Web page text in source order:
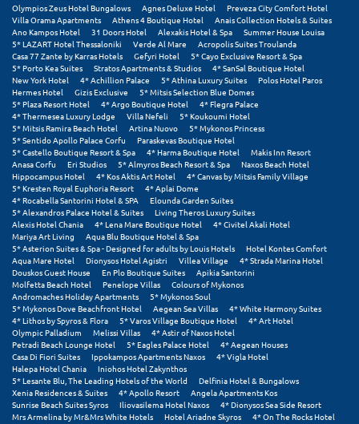
Μετέωρα
Μέτσοβο
Μήλος
Μονεμβασιά
Μουζάκι
Μπαλί Κρήτης
Μπάνσκο
Μπούκα Μεσσηνίας
Μύκονος
Μυστράς
Μυτιλήνη
Ν
Νάξος
Νάουσα
Olympios Zeus Hotel Bungalows
Agnes Deluxe Hotel
Preveza City Comfort Hotel
Villa Orama Apartments
Athens 4 Boutique Hotel
Anais Collection Hotels & Suites
Ano Kampos Hotel
31 Doors Hotel Alexakis Hotel & Spa
Summer House Louisa
5* LAZART Hotel Thessaloniki
Verde Al Mare
Acropolis Suites Troulanda
Casa 77 Zante by Karras Hotels
Gefyri Hotel
5* Cayo Exclusive Resort & Spa
5* Porto Kea Suites
Stratos Apartments & Studios
4* SanSal Boutique Hotel
New York Hotel
4* Achillion Palace 5* Athina Luxury Suites
Polos Hotel Paros
Hermes Hotel
Gizis Exclusive
5* Mitsis Selection Blue Domes
5* Plaza Resort Hotel
4* Argo Boutique Hotel
4* Flegra Palace
4* Thermesea Luxury Lodge
Villa Nefeli
5* Koukoumi Hotel
5* Mitsis Ramira Beach Hotel
Artina Nuovo
5* Mykonos Princess
5* Sentido Apollo Palace Corfu
Paraskevas Boutique Hotel
5* Castello Boutique Resort & Spa
4* Harma Boutique Hotel
Makis Inn Resort
Anasa Corfu
Eri Studios 5* Almyros Beach Resort & Spa
Naxos Beach Hotel
Hippocampus Hotel
4* Kos Aktis Art Hotel
4* Canvas by Mitsis Family Village
5* Kresten Royal Euphoria Resort
4* Aplai Dome
4* Rocabella Santorini Hotel & SPA
Elounda Garden Suites
5* Alexandros Palace Hotel & Suites
Living Theros Luxury Suites
Alexis Hotel Chania
4* Lena Mare Boutique Hotel
4* Civitel Akali Hotel
Mariya Art Living
Aqua Blu Boutique Hotel & Spa
5* Asterion Suites & Spa - Designed for adults by Louis Hotels
Hotel Kontes Comfort
Aqua Mare Hotel
Dionysos Hotel Agistri Villea Village
4* Strada Marina Hotel
Douskos Guest House
En Plo Boutique Suites
Apikia Santorini
Molfetta Beach Hotel
Penelope Villas
Colours of Mykonos
Andromaches Holiday Apartments
5* Mykonos Soul
5* Mykonos Dove Beachfront Hotel
Aegean Sea Villas
4* White Harmony Suites
4* Lithos by Spyros & Flora
5* Varos Village Boutique Hotel
4* Art Hotel
Olympic Palladium
Melissi Villas
4* Astir of Naxos Hotel
Petradi Beach Lounge Hotel
5* Eagles Palace Hotel
4* Aegean Houses
Casa Di Fiori Suites
Ippokampos Apartments Naxos
4* Vigla Hotel
Halepa Hotel Chania
Iniohos Hotel Zakynthos
5* Lesante Blu, The Leading Hotels of the World
Delfinia Hotel & Bungalows
Xenia Residences & Suites
4* Apollo Resort
Angela Apartments Kos
Sunrise Beach Suites Syros
Iliovasilema Hotel Naxos
4* Dionysos Sea Side Resort
Mrs Armelina by Mr&Mrs White Hotels
Hotel Ariadne Skyros
4* On The Rocks Hotel